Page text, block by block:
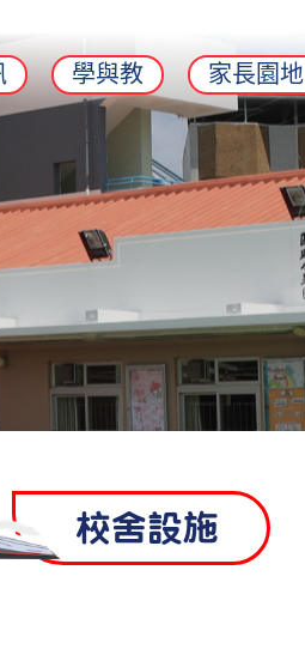
學與教 家長園地
校舍設施